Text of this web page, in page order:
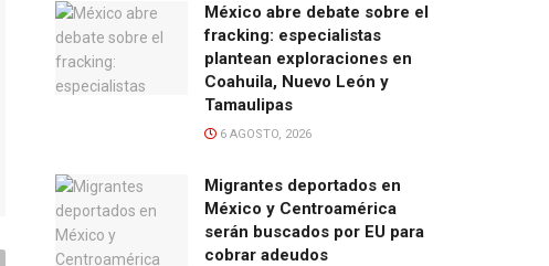
México abre debate sobre el
fracking: especialistas
plantean exploraciones en
Coahuila, Nuevo León y
Tamaulipas
6 AGOSTO, 2026
Migrantes deportados en
México y Centroamérica
serán buscados por EU para
cobrar adeudos